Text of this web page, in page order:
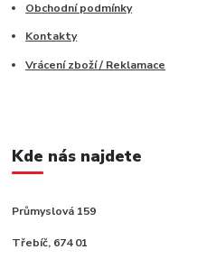
Obchodní podmínky
Kontakty
Vrácení zboží / Reklamace
Kde nás najdete
Průmyslová 159
Třebíč, 674 01